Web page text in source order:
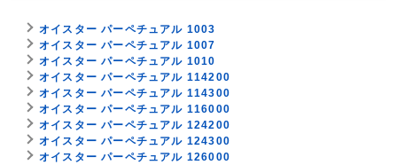
オイスター パーペチュアル 1003
オイスター パーペチュアル 1007
オイスター パーペチュアル 1010
オイスター パーペチュアル 114200
オイスター パーペチュアル 114300
オイスター パーペチュアル 116000
オイスター パーペチュアル 124200
オイスター パーペチュアル 124300
オイスター パーペチュアル 126000